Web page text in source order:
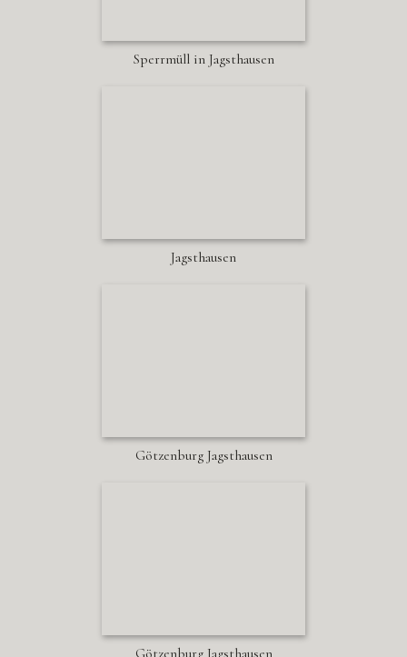
Sperrmüll in Jagsthausen
Jagsthausen
Götzenburg Jagsthausen
Götzenburg Jagsthausen